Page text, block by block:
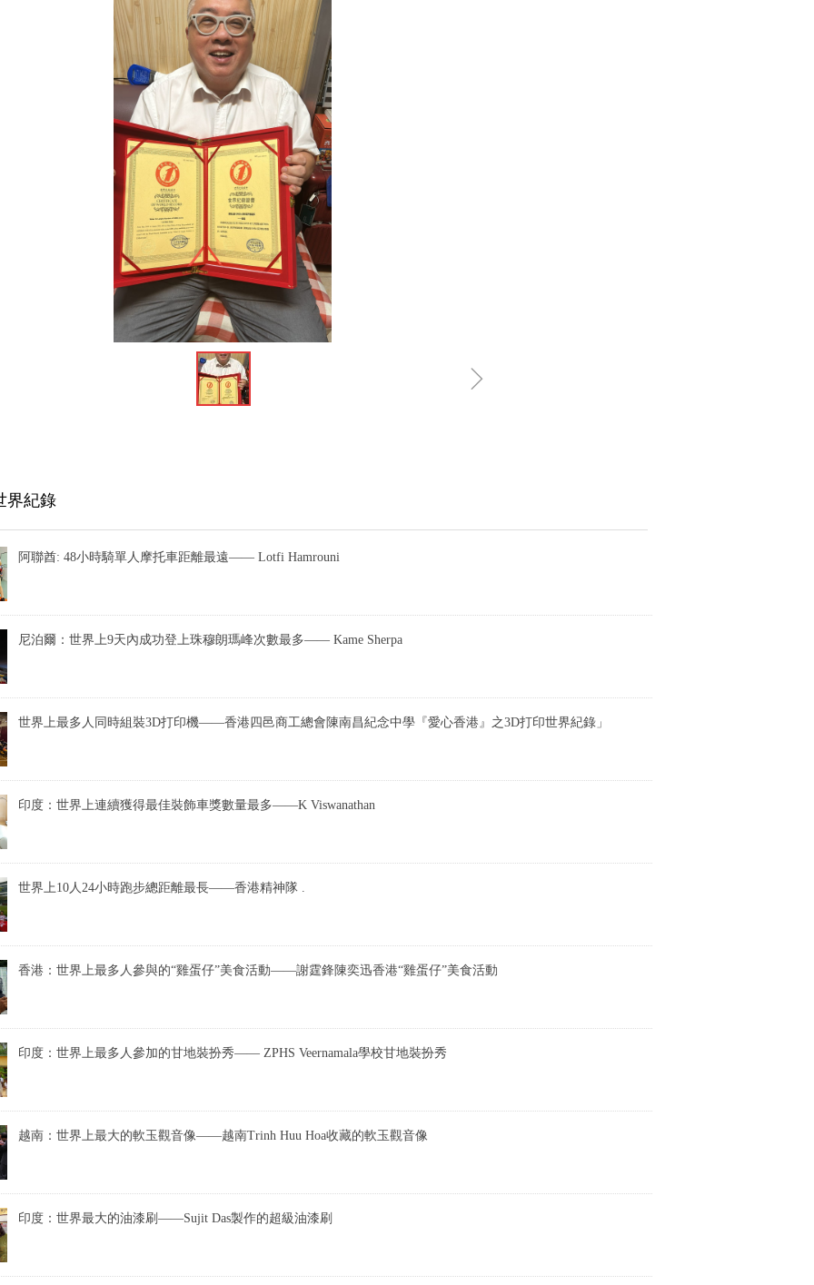
ꁇ
阿聯酋: 48小時騎單人摩托車距離最遠—— Lotfi Hamrouni
尼泊爾：世界上9天內成功登上珠穆朗瑪峰次數最多—— Kame Sherpa
世界上最多人同時組裝3D打印機——香港四邑商工總會陳南昌紀念中學『愛心香港』之3D打印世界紀錄」
印度：世界上連續獲得最佳裝飾車獎數量最多——K Viswanathan
世界上10人24小時跑步總距離最長——香港精神隊 .
香港：世界上最多人參與的“雞蛋仔”美食活動——謝霆鋒陳奕迅香港“雞蛋仔”美食活動
印度：世界上最多人參加的甘地裝扮秀—— ZPHS Veernamala學校甘地裝扮秀
越南：世界上最大的軟玉觀音像——越南Trinh Huu Hoa收藏的軟玉觀音像
印度：世界最大的油漆刷——Sujit Das製作的超級油漆刷
界紀錄